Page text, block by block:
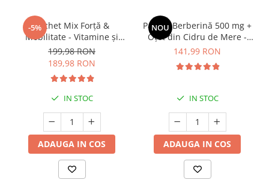
-5%Pachet Mix Forță &
Mobilitate - Vitamine și
Protecție Articulară
199,98 RON
189,98 RON
IN STOC
ADAUGA IN COS
NOU
Pachet Berberină 500 mg +
Oțet din Cidru de Mere -
suport natural pentru
controlul greutății
141,99 RON
IN STOC
ADAUGA IN COS